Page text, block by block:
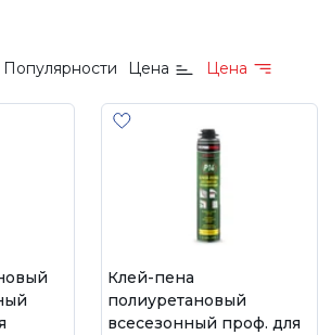
Популярности Цена Цена
Клей-пена
полиуретановый
всесезонный проф. для